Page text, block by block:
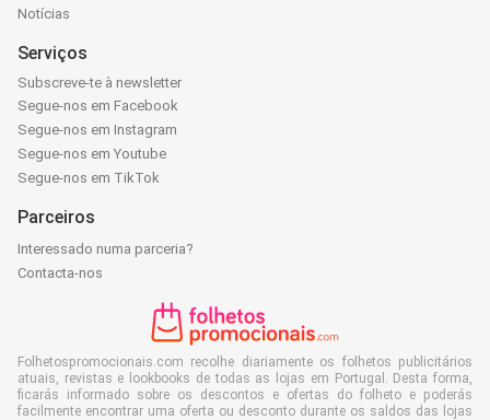
Notícias
Serviços
Subscreve-te à newsletter
Segue-nos em Facebook
Segue-nos em Instagram
Segue-nos em Youtube
Segue-nos em TikTok
Parceiros
Interessado numa parceria?
Contacta-nos
Folhetospromocionais.com recolhe diariamente os folhetos publicitários
atuais, revistas e lookbooks de todas as lojas em Portugal. Desta forma,
ficarás informado sobre os descontos e ofertas do folheto e poderás
facilmente encontrar uma oferta ou desconto durante os saldos das lojas